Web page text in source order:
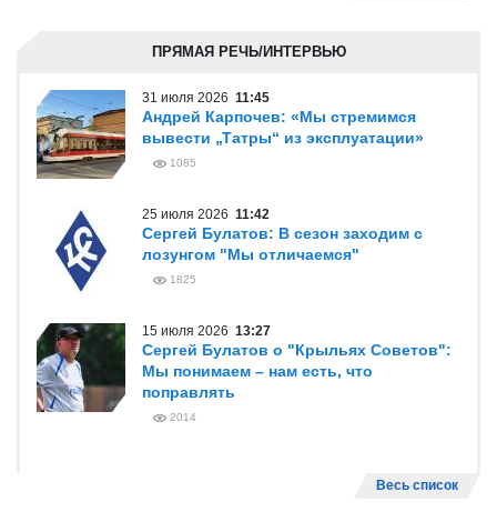
ПРЯМАЯ РЕЧЬ/ИНТЕРВЬЮ
31 июля 2026 11:45
Андрей Карпочев: «Мы стремимся
вывести „Татры“ из эксплуатации»
1085
25 июля 2026 11:42
Сергей Булатов: В сезон заходим с
лозунгом "Мы отличаемся"
1825
15 июля 2026 13:27
Сергей Булатов о "Крыльях Советов":
Мы понимаем – нам есть, что
поправлять
2014
Весь список